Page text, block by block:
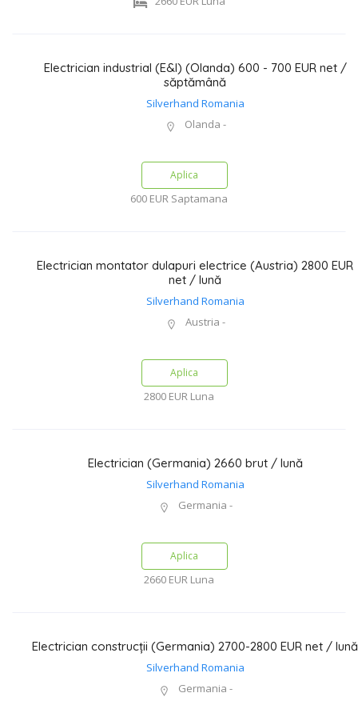
Electrician industrial (E&I) (Olanda) 600 - 700 EUR net /
săptămână
Silverhand Romania
Olanda -
Aplica
600 EUR Saptamana
Electrician montator dulapuri electrice (Austria) 2800 EUR
net / lună
Silverhand Romania
Austria -
Aplica
2800 EUR Luna
Electrician (Germania) 2660 brut / lună
Silverhand Romania
Germania -
Aplica
2660 EUR Luna
Electrician construcții (Germania) 2700-2800 EUR net / lună
Silverhand Romania
Germania -